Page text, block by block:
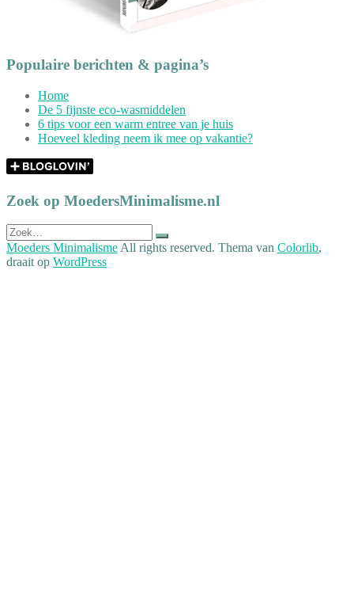
Populaire berichten & pagina’s
Home
De 5 fijnste eco-wasmiddelen
6 tips voor een warm entree van je huis
Hoeveel kleding neem ik mee op vakantie?
Zoek op MoedersMinimalisme.nl
Zoek
naar:
Moeders MinimalismeAll rights reserved. Thema van Colorlib,
draait op WordPress